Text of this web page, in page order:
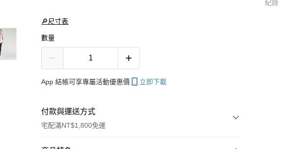
🔎尺寸表
數量
App 結帳可享專屬活動優惠價 立即下載
付款與運送方式
宅配滿NT$1,800免運
紀錄